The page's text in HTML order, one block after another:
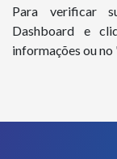
Para verificar
Dashboard e
informações ou